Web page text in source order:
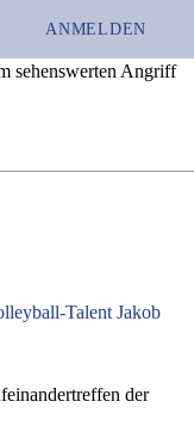
ANMELDEN
sehenswerten Angriff
Talent Jakob
der